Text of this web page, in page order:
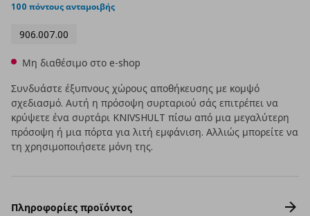
100 πόντους ανταμοιβής
906.007.00
Μη διαθέσιμο στο e-shop
Συνδυάστε έξυπνους χώρους αποθήκευσης με κομψό
σχεδιασμό. Αυτή η πρόσοψη συρταριού σάς επιτρέπει να
κρύψετε ένα συρτάρι KNIVSHULT πίσω από μια μεγαλύτερη
πρόσοψη ή μια πόρτα για λιτή εμφάνιση. Αλλιώς μπορείτε να
τη χρησιμοποιήσετε μόνη της.
Πληροφορίες προϊόντος